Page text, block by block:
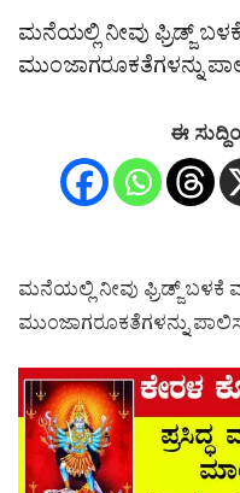
ಮನೆಯಲ್ಲಿ ನೀವು ಫ್ರಿಡ್ಜ್
ಮುಂಜಾಗರೂಕತೆಗಳನ್ನು
ಈ
ಮನೆಯಲ್ಲಿ ನೀವು ಫ್ರಿಡ್ಜ್ ಬಳಕೆ
ಮುಂಜಾಗರೂಕತೆಗಳನ್ನು